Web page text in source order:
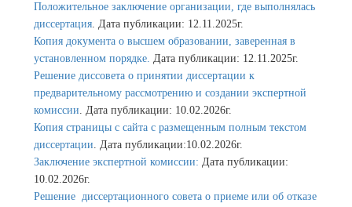
Положительное заключение организации, где выполнялась
диссертация. Дата публикации: 12.11.2025г.
Копия документа о высшем образовании, заверенная в
установленном порядке. Дата публикации: 12.11.2025г.
Решение диссовета о принятии диссертации к
предварительному рассмотрению и создании экспертной
комиссии. Дата публикации: 10.02.2026г.
Копия страницы с сайта с размещенным полным текстом
диссертации. Дата публикации:10.02.2026г.
Заключение экспертной комиссии: Дата публикации:
10.02.2026г.
Решение диссертационного совета о приеме или об отказе